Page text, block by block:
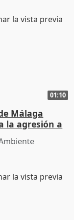
01:10
Málaga
la agresión a